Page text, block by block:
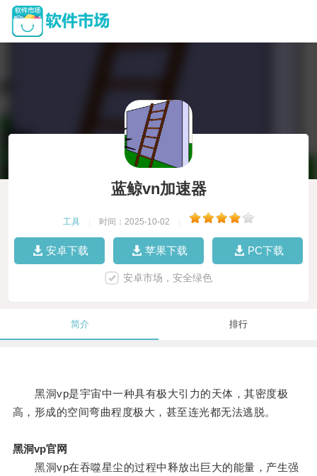
蓝鲸vn加速器
工具 时间：2025-10-02
安卓下载 苹果下载 PC下载
安卓市场，安全绿色
简介 排行
黑洞vp是宇宙中一种具有极大引力的天体，其密度极
高，形成的空间弯曲程度极大，甚至连光都无法逃脱。
黑洞vp官网
黑洞vp在吞噬星尘的过程中释放出巨大的能量，产生强